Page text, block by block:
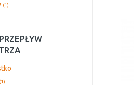
(1)
niebieski
(1)
(1)